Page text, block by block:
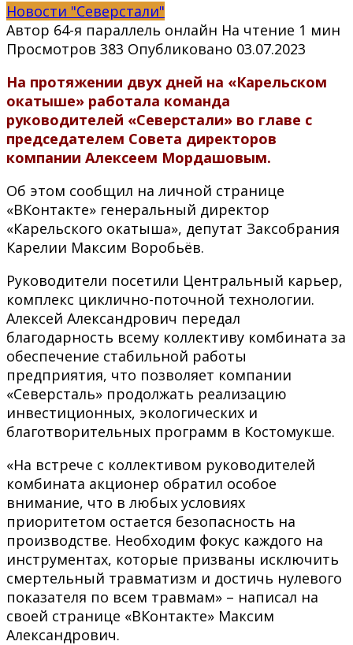
Новости "Северстали"
Автор 64-я параллель онлайн На чтение 1 мин
Просмотров 383 Опубликовано 03.07.2023
На протяжении двух дней на «Карельском
окатыше» работала команда
руководителей «Северстали» во главе с
председателем Совета директоров
компании Алексеем Мордашовым.
Об этом сообщил на личной странице
«ВКонтакте» генеральный директор
«Карельского окатыша», депутат Заксобрания
Карелии Максим Воробьёв.
Руководители посетили Центральный карьер,
комплекс циклично-поточной технологии.
Алексей Александрович передал
благодарность всему коллективу комбината за
обеспечение стабильной работы
предприятия, что позволяет компании
«Северсталь» продолжать реализацию
инвестиционных, экологических и
благотворительных программ в Костомукше.
«На встрече с коллективом руководителей
комбината акционер обратил особое
внимание, что в любых условиях
приоритетом остается безопасность на
производстве. Необходим фокус каждого на
инструментах, которые призваны исключить
смертельный травматизм и достичь нулевого
показателя по всем травмам» – написал на
своей странице «ВКонтакте» Максим
Александрович.